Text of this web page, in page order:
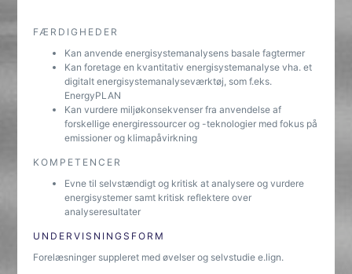
FÆRDIGHEDER
Kan anvende energisystemanalysens basale fagtermer
Kan foretage en kvantitativ energisystemanalyse vha. et
digitalt energisystemanalyseværktøj, som f.eks.
EnergyPLAN
Kan vurdere miljøkonsekvenser fra anvendelse af
forskellige energiressourcer og -teknologier med fokus på
emissioner og klimapåvirkning
KOMPETENCER
Evne til selvstændigt og kritisk at analysere og vurdere
energisystemer samt kritisk reflektere over
analyseresultater
UNDERVISNINGSFORM
Forelæsninger suppleret med øvelser og selvstudie e.lign.